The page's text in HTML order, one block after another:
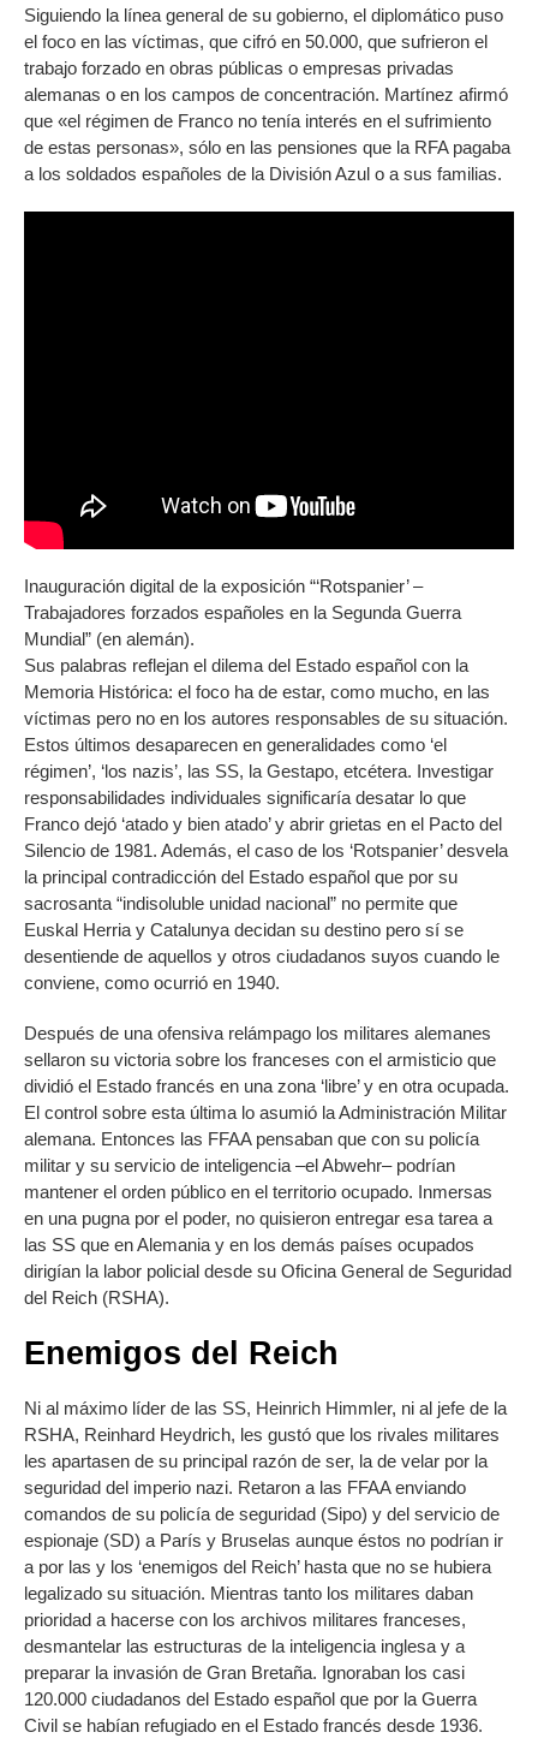
Siguiendo la línea general de su gobierno, el diplomático puso
el foco en las víctimas, que cifró en 50.000, que sufrieron el
trabajo forzado en obras públicas o empresas privadas
alemanas o en los campos de concentración. Martínez afirmó
que «el régimen de Franco no tenía interés en el sufrimiento
de estas personas», sólo en las pensiones que la RFA pagaba
a los soldados españoles de la División Azul o a sus familias.
Inauguración digital de la exposición “‘Rotspanier’ –
Trabajadores forzados españoles en la Segunda Guerra
Mundial” (en alemán).
Sus palabras reflejan el dilema del Estado español con la
Memoria Histórica: el foco ha de estar, como mucho, en las
víctimas pero no en los autores responsables de su situación.
Estos últimos desaparecen en generalidades como ‘el
régimen’, ‘los nazis’, las SS, la Gestapo, etcétera. Investigar
responsabilidades individuales significaría desatar lo que
Franco dejó ‘atado y bien atado’ y abrir grietas en el Pacto del
Silencio de 1981. Además, el caso de los ‘Rotspanier’ desvela
la principal contradicción del Estado español que por su
sacrosanta “indisoluble unidad nacional” no permite que
Euskal Herria y Catalunya decidan su destino pero sí se
desentiende de aquellos y otros ciudadanos suyos cuando le
conviene, como ocurrió en 1940.
Después de una ofensiva relámpago los militares alemanes
sellaron su victoria sobre los franceses con el armisticio que
dividió el Estado francés en una zona ‘libre’ y en otra ocupada.
El control sobre esta última lo asumió la Administración Militar
alemana. Entonces las FFAA pensaban que con su policía
militar y su servicio de inteligencia –el Abwehr– podrían
mantener el orden público en el territorio ocupado. Inmersas
en una pugna por el poder, no quisieron entregar esa tarea a
las SS que en Alemania y en los demás países ocupados
dirigían la labor policial desde su Oficina General de Seguridad
del Reich (RSHA).
Enemigos del Reich
Ni al máximo líder de las SS, Heinrich Himmler, ni al jefe de la
RSHA, Reinhard Heydrich, les gustó que los rivales militares
les apartasen de su principal razón de ser, la de velar por la
seguridad del imperio nazi. Retaron a las FFAA enviando
comandos de su policía de seguridad (Sipo) y del servicio de
espionaje (SD) a París y Bruselas aunque éstos no podrían ir
a por las y los ‘enemigos del Reich’ hasta que no se hubiera
legalizado su situación. Mientras tanto los militares daban
prioridad a hacerse con los archivos militares franceses,
desmantelar las estructuras de la inteligencia inglesa y a
preparar la invasión de Gran Bretaña. Ignoraban los casi
120.000 ciudadanos del Estado español que por la Guerra
Civil se habían refugiado en el Estado francés desde 1936.